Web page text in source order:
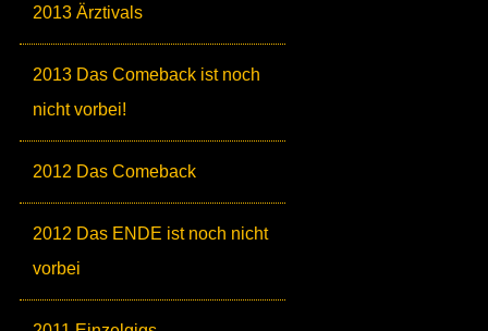
2013 Ärztivals
2013 Das Comeback ist noch
nicht vorbei!
2012 Das Comeback
2012 Das ENDE ist noch nicht
vorbei